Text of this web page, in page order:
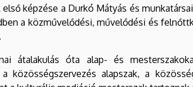
első képzése a Durkó Mátyás és
a közművelődési, művelődési és
átalakulás óta alap- és
közösségszervezés alapszak, a